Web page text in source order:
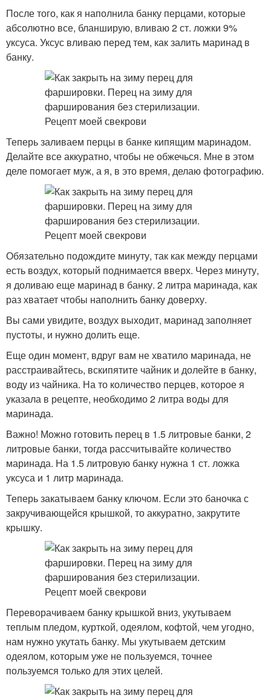
После того, как я наполнила банку перцами, которые
абсолютно все, бланширую, вливаю 2 ст. ложки 9%
уксуса. Уксус вливаю перед тем, как залить маринад в
банку.
Теперь заливаем перцы в банке кипящим маринадом.
Делайте все аккуратно, чтобы не обжечься. Мне в этом
деле помогает муж, а я, в это время, делаю фотографию.
Обязательно подождите минуту, так как между перцами
есть воздух, который поднимается вверх. Через минуту,
я доливаю еще маринад в банку. 2 литра маринада, как
раз хватает чтобы наполнить банку доверху.
Вы сами увидите, воздух выходит, маринад заполняет
пустоты, и нужно долить еще.
Еще один момент, вдруг вам не хватило маринада, не
расстраивайтесь, вскипятите чайник и долейте в банку,
воду из чайника. На то количество перцев, которое я
указала в рецепте, необходимо 2 литра воды для
маринада.
Важно! Можно готовить перец в 1.5 литровые банки, 2
литровые банки, тогда рассчитывайте количество
маринада. На 1.5 литровую банку нужна 1 ст. ложка
уксуса и 1 литр маринада.
Теперь закатываем банку ключом. Если это баночка с
закручивающейся крышкой, то аккуратно, закрутите
крышку.
Переворачиваем банку крышкой вниз, укутываем
теплым пледом, курткой, одеялом, кофтой, чем угодно,
нам нужно укутать банку. Мы укутываем детским
одеялом, которым уже не пользуемся, точнее
пользуемся только для этих целей.